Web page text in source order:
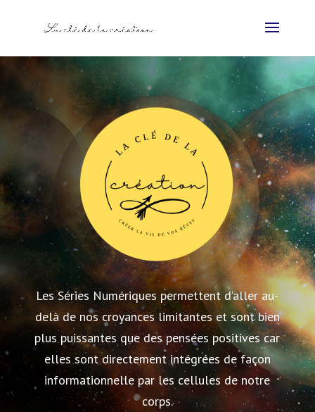
Les Séries Numériques permettent d’aller au-
delà de nos croyances limitantes et sont bien
plus puissantes que des pensées positives car
elles sont directement intégrées de façon
informationnelle par les cellules de notre
corps.